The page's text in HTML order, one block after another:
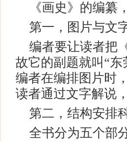
《画史》的编纂
第一，图片与文
编者要让读者把
故它的副题就叫“
编者在编排图片时
读者通过文字解说
第二，结构安排
全书分为五个部